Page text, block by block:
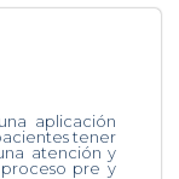
aplicación
tener
atención y
pre y